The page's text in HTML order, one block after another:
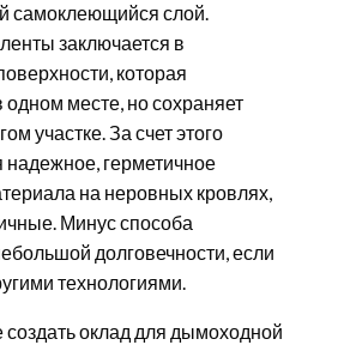
самоклеющийся слой.
заключается в
которая
одном месте, но сохраняет
участке. За счет этого
надежное, герметичное
на неровных кровлях,
Минус способа
долговечности, если
технологиями.
создать оклад для дымоходной